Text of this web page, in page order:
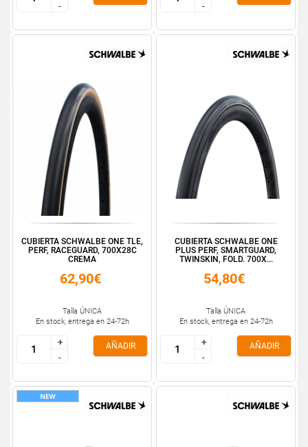
--
--
CUBIERTA SCHWALBE ONE TLE,
PERF, RACEGUARD, 700X28C
CREMA
62,90€
Talla ÚNICA
En stock, entrega en 24-72h
+
-
+
-
AÑADIR
CUBIERTA SCHWALBE ONE
PLUS PERF, SMARTGUARD,
TWINSKIN, FOLD. 700X...
54,80€
Talla ÚNICA
En stock, entrega en 24-72h
+
-
+
-
AÑADIR